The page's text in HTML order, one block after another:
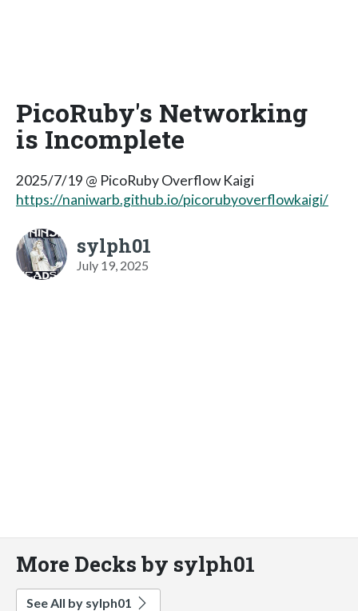
PicoRuby's Networking
is Incomplete
2025/7/19 @ PicoRuby Overflow Kaigi
https://naniwarb.github.io/picorubyoverflowkaigi/
sylph01
July 19, 2025
More Decks by sylph01
See All by sylph01